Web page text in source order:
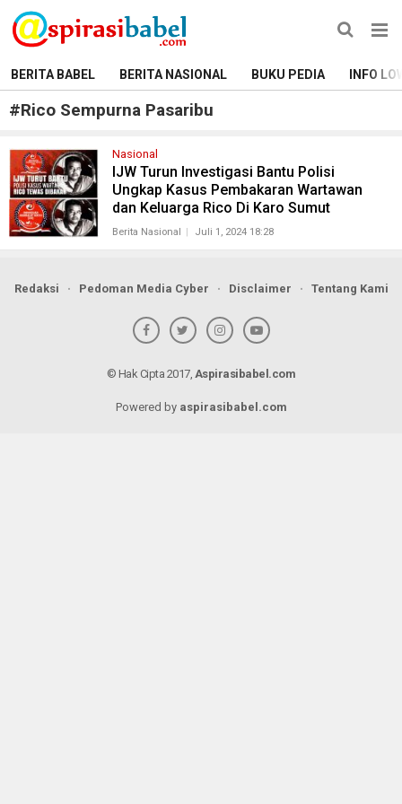
BERITA BABEL BERITA NASIONAL BUKU PEDIA INFO
#Rico Sempurna Pasaribu
Nasional
IJW Turun Investigasi Bantu Polisi
Ungkap Kasus Pembakaran Wartawan
dan Keluarga Rico Di Karo Sumut
Berita Nasional Juli 1, 2024 18:28
Redaksi Pedoman Media Cyber Disclaimer Tentang Kami
© Hak Cipta 2017, Aspirasibabel.com
Powered by aspirasibabel.com